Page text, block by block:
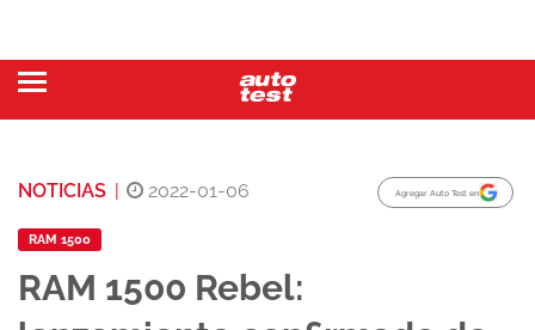
NOTICIAS | 2022-01-06 Agregar Auto Test en
RAM 1500
RAM 1500 Rebel: